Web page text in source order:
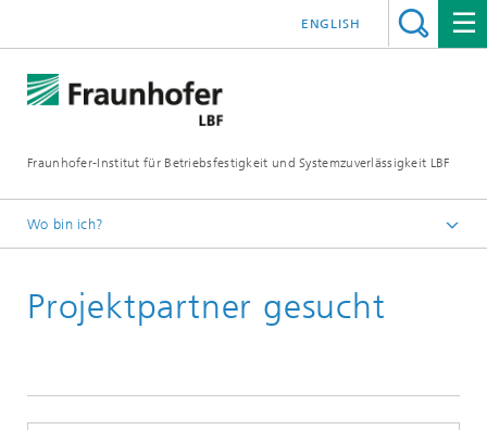
Fraunhofer-Institut für Betriebsfestigkeit und Systemzuverlässigkeit LBF
ENGLISH
Wo bin ich?
Publikationen
Projektpartner gesucht